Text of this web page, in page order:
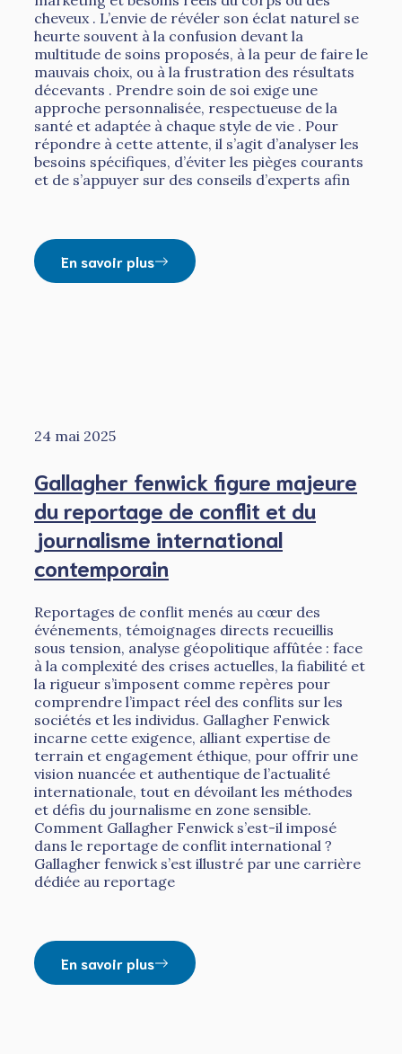
cheveux . L’envie de révéler son éclat naturel se
heurte souvent à la confusion devant la
multitude de soins proposés, à la peur de faire le
mauvais choix, ou à la frustration des résultats
décevants . Prendre soin de soi exige une
approche personnalisée, respectueuse de la
santé et adaptée à chaque style de vie . Pour
répondre à cette attente, il s’agit d’analyser les
besoins spécifiques, d’éviter les pièges courants
et de s’appuyer sur des conseils d’experts afin
En savoir plus
24 mai 2025
Gallagher fenwick figure majeure
du reportage de conflit et du
journalisme international
contemporain
Reportages de conflit menés au cœur des
événements, témoignages directs recueillis
sous tension, analyse géopolitique affûtée : face
à la complexité des crises actuelles, la fiabilité et
la rigueur s’imposent comme repères pour
comprendre l’impact réel des conflits sur les
sociétés et les individus. Gallagher Fenwick
incarne cette exigence, alliant expertise de
terrain et engagement éthique, pour offrir une
vision nuancée et authentique de l’actualité
internationale, tout en dévoilant les méthodes
et défis du journalisme en zone sensible.
Comment Gallagher Fenwick s’est-il imposé
dans le reportage de conflit international ?
Gallagher fenwick s’est illustré par une carrière
dédiée au reportage
En savoir plus